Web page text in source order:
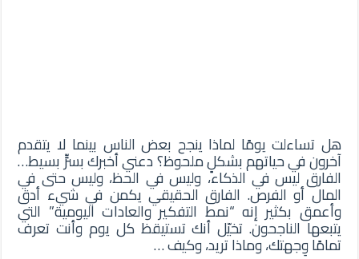
هل تساءلت يومًا لماذا ينجح بعض الناس بينما لا يتقدم
آخرون في حياتهم بشكلٍ ملحوظ؟ دعني أخبرك بسرٍّ بسيط…
الفارق ليس في الذكاء، وليس في الحظ، وليس حتى في
المال أو الفرص. الفارق الحقيقي يكمن في شيء أدق
وأعمق بكثير إنه “نمط التفكير والعادات اليومية” التي
يتبعها الناجحون. تخيّل أنك تستيقظ كل يوم وأنت تعرف
تمامًا وِجهتك، وماذا تريد، وكيف …